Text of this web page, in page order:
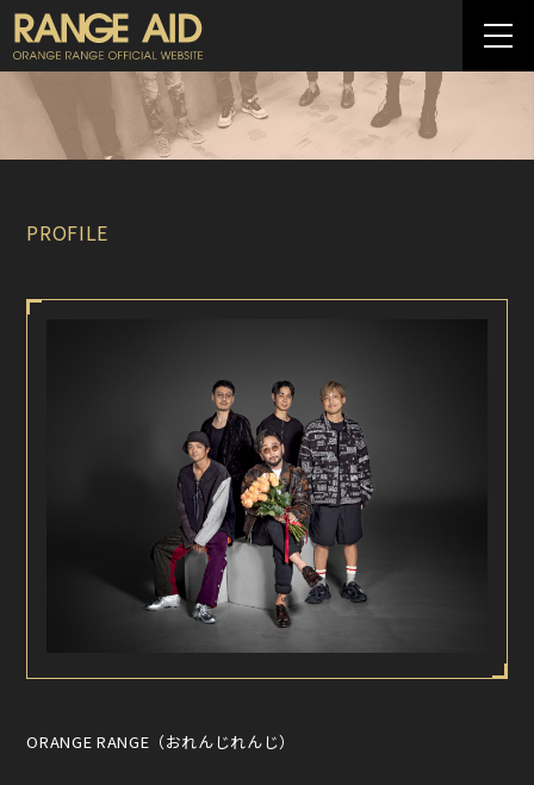
PROFILE
ORANGE RANGE（おれんじれんじ）